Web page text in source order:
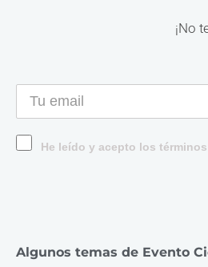
¡No
He leído y acepto los
Algunos temas de Evento